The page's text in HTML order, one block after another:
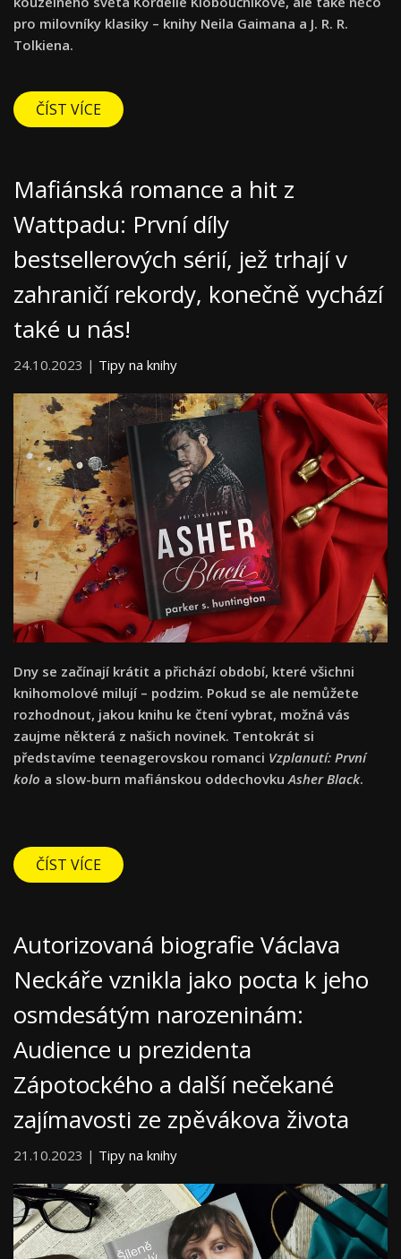
pro milovníky klasiky – knihy Neila Gaimana a J. R. R.
Tolkiena.
ČÍST VÍCE
Mafiánská romance a hit z
Wattpadu: První díly
bestsellerových sérií, jež trhají v
zahraničí rekordy, konečně vychází
také u nás!
24.10.2023 | Tipy na knihy
Dny se začínají krátit a přichází období, které všichni
knihomolové milují – podzim. Pokud se ale nemůžete
rozhodnout, jakou knihu ke čtení vybrat, možná vás
zaujme některá z našich novinek. Tentokrát si
představíme teenagerovskou romanci Vzplanutí: První
kolo a slow-burn mafiánskou oddechovku Asher Black.
ČÍST VÍCE
Autorizovaná biografie Václava
Neckáře vznikla jako pocta k jeho
osmdesátým narozeninám:
Audience u prezidenta
Zápotockého a další nečekané
zajímavosti ze zpěvákova života
21.10.2023 | Tipy na knihy